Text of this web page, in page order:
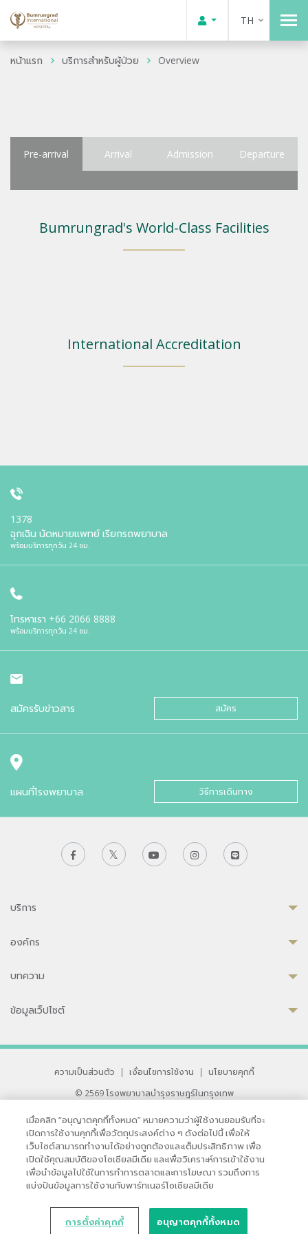
TH
หน้าแรก บริการสำหรับผู้ป่วย Overview
Pre-arrival Arrival Admission Departure
Bumrungrad's World-Class Facilities
International Accreditation
1378
ฉุกเฉิน นัดหมายแพทย์ เรียกรถพยาบาล
พร้อมบริการทุกวัน 24 ชม.
โทรหาเรา +66 2066 8888
พร้อมบริการทุกวัน 24 ชม.
สมัครรับข่าวสาร สมัคร
แผนที่โรงพยาบาล วิธีการเดินทาง
บริการ
องค์กร
บทความ
ข้อมูลเว็ปไซต์
ความเป็นส่วนตัว | เงื่อนไขการใช้งาน |
นโยบายคุกกี้
© 2569 โรงพยาบาลบำรุงราษฎร์ในกรุงเทพ
33 สุขุมวิท ซอย 3 เขตวัฒนา กรุงเทพ 10110 ประเทศไทย
หากท่านมีข้อคิดเห็นหรือปัญหาในการใช้เว็บไซต์ของเรา
เมื่อคลิก “อนุญาตคุกกี้ทั้งหมด” หมายความว่าผู้ใช้งานยอมรับที่จะ
เปิดการใช้งานคุกกี้เพื่อวัตถุประสงค์ต่าง ๆ ดังต่อไปนี้ เพื่อให้
เว็บไซต์สามารถทำงานได้อย่างถูกต้องและเต็มประสิทธิภาพ เพื่อ
เปิดใช้คุณสมบัติของโซเชียลมีเดีย และเพื่อวิเคราะห์การเข้าใช้งาน
เพื่อนำข้อมูลไปใช้ในการทำการตลาดและการโฆษณา รวมถึงการ
แบ่งปันข้อมูลการใช้งานกับพาร์ทเนอร์โซเชียลมีเดีย
การตั้งค่าคุกกี้ อนุญาตคุกกี้ทั้งหมด